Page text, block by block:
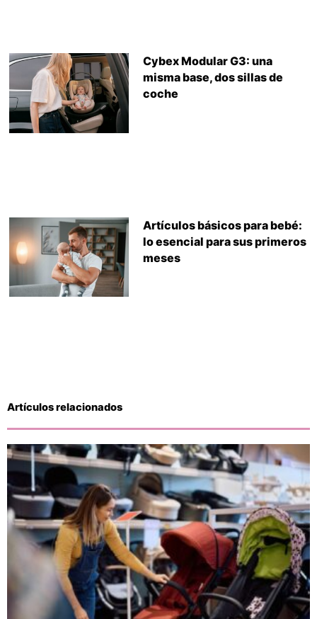
Cybex Modular G3: una
misma base, dos sillas de
coche
Artículos básicos para bebé:
lo esencial para sus primeros
meses
Artículos relacionados